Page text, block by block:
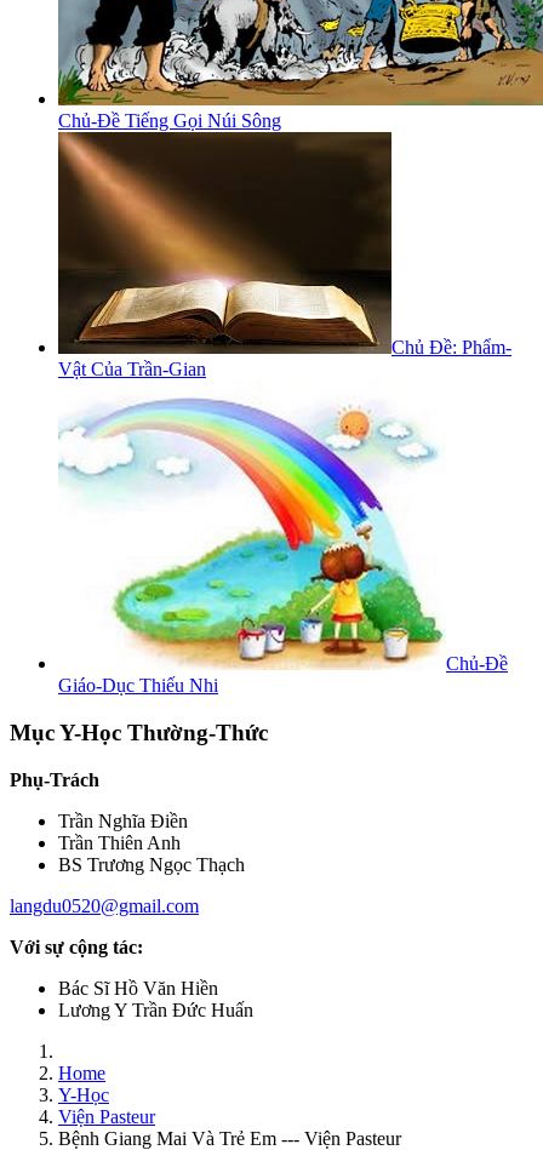
Chủ-Đề Tiếng Gọi Núi Sông
Chủ Đề: Phẩm-
Vật Của Trần-Gian
Chủ-Đề
Giáo-Dục Thiếu Nhi
Mục Y-Học Thường-Thức
Phụ-Trách
Trần Nghĩa Điền
Trần Thiên Anh
BS Trương Ngọc Thạch
langdu0520@gmail.com
Với sự cộng tác:
Bác Sĩ Hồ Văn Hiền
Lương Y Trần Đức Huấn
Home
Y-Học
Viện Pasteur
Bệnh Giang Mai Và Trẻ Em --- Viện Pasteur